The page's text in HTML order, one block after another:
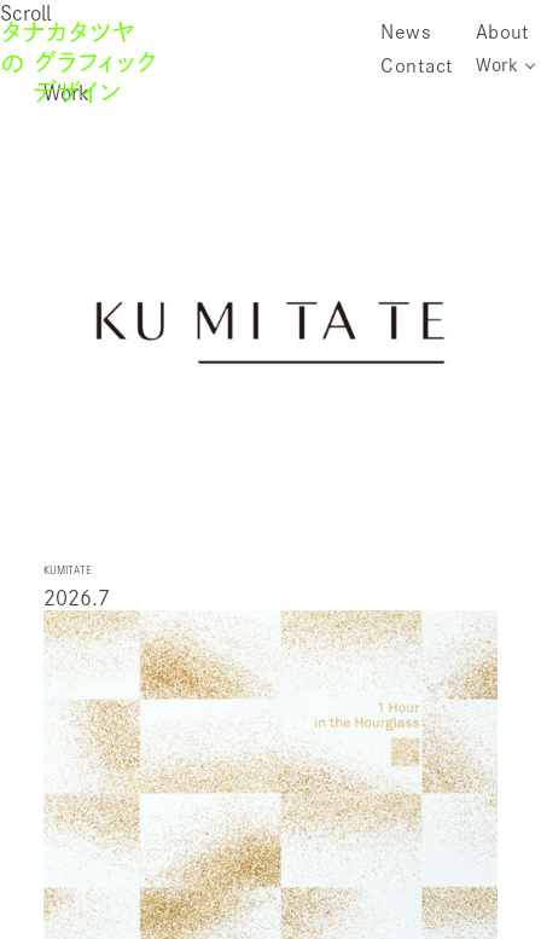
News
About
Contact
Work
Scroll
Work
KUMITATE
2026.7